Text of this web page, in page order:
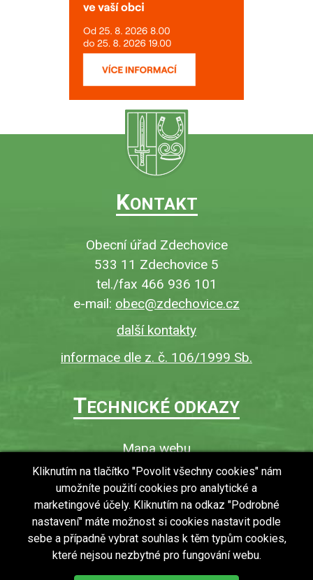
KONTAKT
Obecní úřad Zdechovice
533 11 Zdechovice 5
tel./fax 466 936 101
e-mail: obec@zdechovice.cz
další kontakty
informace dle z. č. 106/1999 Sb.
TECHNICKÉ ODKAZY
Mapa webu
O webu
Povinně zveřejňované informace
Ochrana osobních údajů (GDPR)
Vyhledávání
RSS
Kliknutím na tlačítko "Povolit všechny cookies" nám
umožníte použití cookies pro analytické a
marketingové účely. Kliknutím na odkaz "Podrobné
nastavení" máte možnost si cookies nastavit podle
sebe a případně vybrat souhlas k těm typům cookies,
které nejsou nezbytné pro fungování webu.